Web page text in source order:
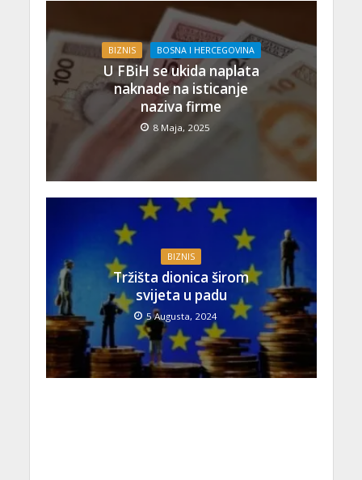
BIZNIS BOSNA I HERCEGOVINA
U FBiH se ukida naplata
naknade na isticanje
naziva firme
8 Maja, 2025
BIZNIS
Tržišta dionica širom
svijeta u padu
5 Augusta, 2024